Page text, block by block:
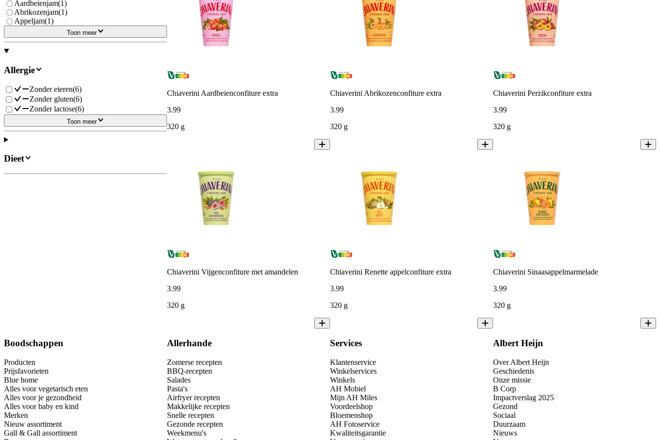
Aardbeienjam(1)
Abrikozenjam(1)
Appeljam(1)
Toon meer
Allergie
Zonder eieren(6)
Zonder gluten(6)
Zonder lactose(6)
Toon meer
Dieet
Chiaverini Aardbeienconfiture extra
3.99
320 g
Chiaverini Abrikozenconfiture extra
3.99
320 g
Chiaverini Perzikconfiture extra
3.99
320 g
Chiaverini Vijgenconfiture met amandelen
3.99
320 g
Chiaverini Renette appelconfiture extra
3.99
320 g
Chiaverini Sinaasappelmarmelade
3.99
320 g
Boodschappen
Producten
Prijsfavorieten
Blue home
Alles voor vegetarisch eten
Alles voor je gezondheid
Alles voor baby en kind
Merken
Nieuw assortiment
Gall & Gall assortiment
Allerhande
Zomerse recepten
BBQ-recepten
Salades
Pasta's
Airfryer recepten
Makkelijke recepten
Snelle recepten
Gezonde recepten
Weekmenu's
Services
Klantenservice
Winkelservices
Winkels
AH Mobiel
Mijn AH Miles
Voordeelshop
Bloemenshop
AH Fotoservice
Kwaliteitsgarantie
Albert Heijn
Over Albert Heijn
Geschiedenis
Onze missie
B Corp
Impactverslag 2025
Gezond
Sociaal
Duurzaam
Nieuws